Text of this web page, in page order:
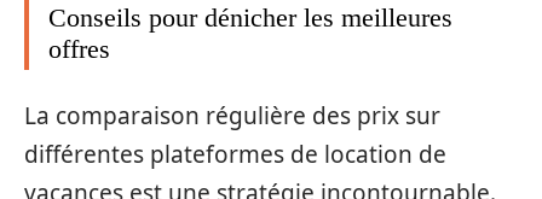
Conseils pour dénicher les meilleures
offres
La comparaison régulière des prix sur
différentes plateformes de location de